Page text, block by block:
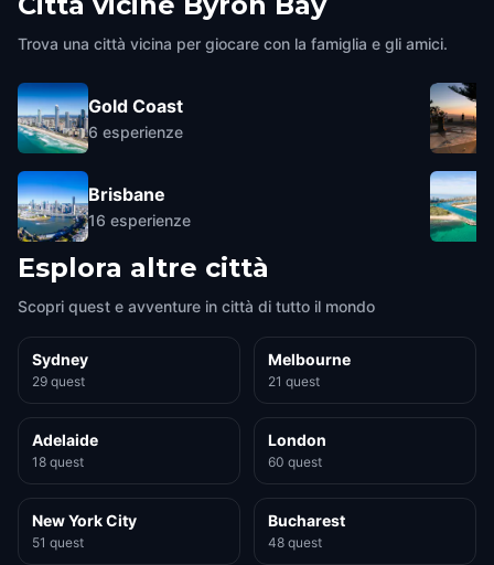
Trova una città vicina per giocare con la famiglia e gli amici.
Gold Coast
6 esperienze
Brisbane
16 esperienze
Esplora altre città
Scopri quest e avventure in città di tutto il mondo
Sydney
29 quest
Melbourne
21 quest
Adelaide
18 quest
London
60 quest
New York City
51 quest
Bucharest
48 quest